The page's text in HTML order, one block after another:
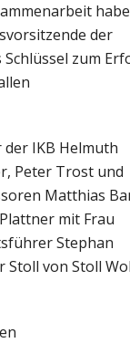
der
zum
IKB Helmuth
Peter Trost und
Matthias
mit Frau
Stephan
Stoll von Stoll